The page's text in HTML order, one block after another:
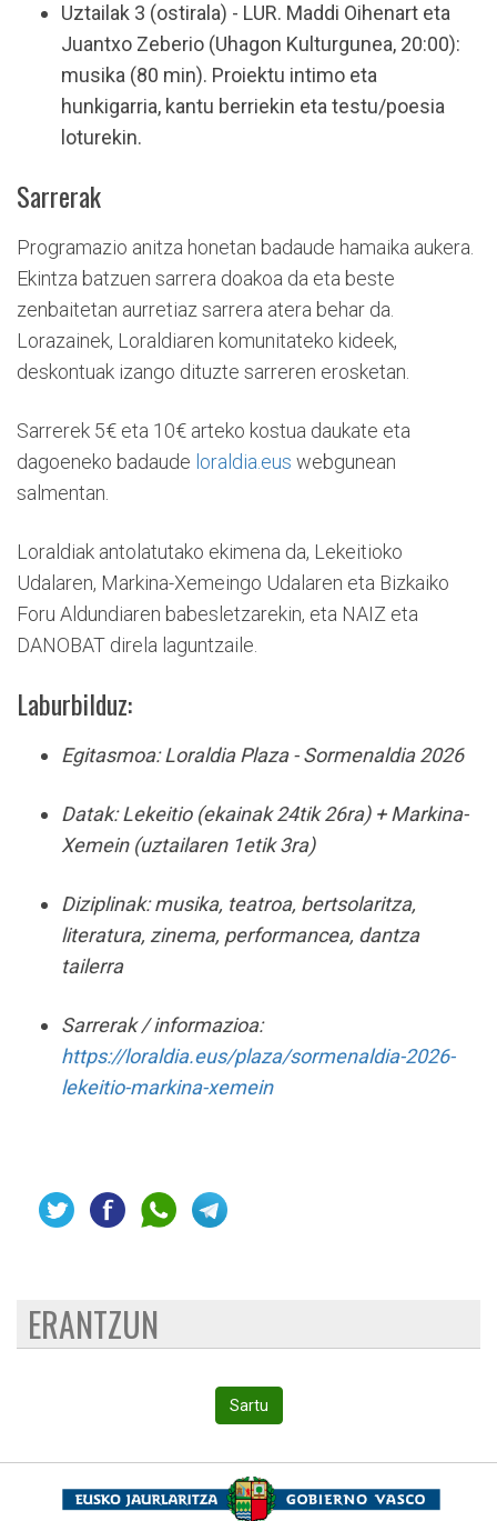
Uztailak 3 (ostirala) - LUR. Maddi Oihenart eta
Juantxo Zeberio (Uhagon Kulturgunea, 20:00):
musika (80 min). Proiektu intimo eta
hunkigarria, kantu berriekin eta testu/poesia
loturekin.
Sarrerak
Programazio anitza honetan badaude hamaika aukera.
Ekintza batzuen sarrera doakoa da eta beste
zenbaitetan aurretiaz sarrera atera behar da.
Lorazainek, Loraldiaren komunitateko kideek,
deskontuak izango dituzte sarreren erosketan.
Sarrerek 5€ eta 10€ arteko kostua daukate eta
dagoeneko badaude loraldia.eus webgunean
salmentan.
Loraldiak antolatutako ekimena da, Lekeitioko
Udalaren, Markina-Xemeingo Udalaren eta Bizkaiko
Foru Aldundiaren babesletzarekin, eta NAIZ eta
DANOBAT direla laguntzaile.
Laburbilduz:
Egitasmoa: Loraldia Plaza -Sormenaldia 2026
Datak:Lekeitio(ekainak 24tik 26ra) +Markina-
Xemein(uztailaren 1etik 3ra)
Diziplinak: musika, teatroa, bertsolaritza,
literatura, zinema, performancea, dantza
tailerra
Sarrerak / informazioa:
https://loraldia.eus/plaza/sormenaldia-2026-
lekeitio-markina-xemein
ERANTZUN
Sartu